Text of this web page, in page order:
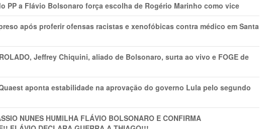
PP a Flávio Bolsonaro força escolha de Rogério Marinho como vice
após proferir ofensas racistas e xenofóbicas contra médico em Santa
Jeffrey Chiquini, aliado de Bolsonaro, surta ao vivo e FOGE de
aponta estabilidade na aprovação do governo Lula pelo segundo
NUNES HUMlLHA FLÁVIO BOLSONARO E CONFIRMA